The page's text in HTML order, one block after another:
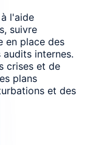
l'aide
suivre
en place des
internes.
crises et de
plans
et des